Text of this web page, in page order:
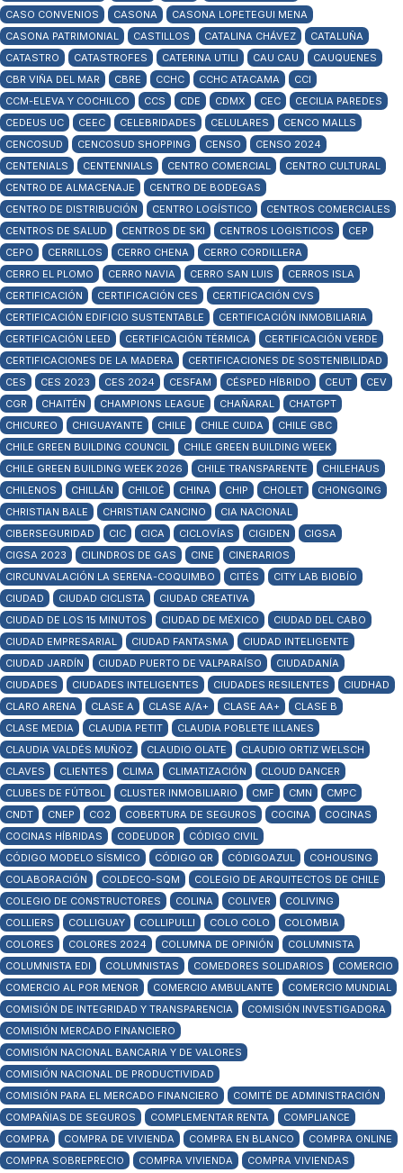
CASO CONVENIOS
CASONA
CASONA LOPETEGUI MENA
CASONA PATRIMONIAL
CASTILLOS CATALINA CHÁVEZ
CATALUÑA
CATASTRO
CATASTROFES CATERINA UTILI CAU CAU
CAUQUENES
CBR VIÑA DEL MAR
CBRE CCHC CCHC ATACAMA
CCI
CCM-ELEVA Y COCHILCO
CCS CDE CDMX CEC
CECILIA PAREDES
CEDEUS UC
CEEC CELEBRIDADES CELULARES
CENCO MALLS
CENCOSUD
CENCOSUD SHOPPING CENSO
CENSO 2024
CENTENIALS
CENTENNIALS CENTRO COMERCIAL
CENTRO CULTURAL
CENTRO DE ALMACENAJE
CENTRO DE BODEGAS
CENTRO DE DISTRIBUCIÓN
CENTRO LOGÍSTICO
CENTROS COMERCIALES
CENTROS DE SALUD
CENTROS DE SKI CENTROS LOGISTICOS
CEP
CEPO
CERRILLOS CERRO CHENA
CERRO CORDILLERA
CERRO EL PLOMO
CERRO NAVIA CERRO SAN LUIS
CERROS ISLA
CERTIFICACIÓN
CERTIFICACIÓN CES
CERTIFICACIÓN CVS
CERTIFICACIÓN EDIFICIO SUSTENTABLE
CERTIFICACIÓN INMOBILIARIA
CERTIFICACIÓN LEED
CERTIFICACIÓN TÉRMICA
CERTIFICACIÓN VERDE
CERTIFICACIONES DE LA MADERA
CERTIFICACIONES DE SOSTENIBILIDAD
CES
CES 2023 CES 2024 CESFAM CÉSPED HÍBRIDO CEUT
CEV
CGR
CHAITÉN CHAMPIONS LEAGUE CHAÑARAL
CHATGPT
CHICUREO
CHIGUAYANTE CHILE CHILE CUIDA
CHILE GBC
CHILE GREEN BUILDING COUNCIL
CHILE GREEN BUILDING WEEK
CHILE GREEN BUILDING WEEK 2026
CHILE TRANSPARENTE
CHILEHAUS
CHILENOS
CHILLÁN CHILOÉ CHINA CHIP CHOLET
CHONGQING
CHRISTIAN BALE
CHRISTIAN CANCINO
CIA NACIONAL
CIBERSEGURIDAD
CIC CICA CICLOVÍAS CIGIDEN
CIGSA
CIGSA 2023
CILINDROS DE GAS CINE
CINERARIOS
CIRCUNVALACIÓN LA SERENA-COQUIMBO
CITÉS
CITY LAB BIOBÍO
CIUDAD
CIUDAD CICLISTA
CIUDAD CREATIVA
CIUDAD DE LOS 15 MINUTOS
CIUDAD DE MÉXICO
CIUDAD DEL CABO
CIUDAD EMPRESARIAL
CIUDAD FANTASMA
CIUDAD INTELIGENTE
CIUDAD JARDÍN
CIUDAD PUERTO DE VALPARAÍSO
CIUDADANÍA
CIUDADES
CIUDADES INTELIGENTES CIUDADES RESILENTES
CIUDHAD
CLARO ARENA
CLASE A CLASE A/A+ CLASE AA+
CLASE B
CLASE MEDIA
CLAUDIA PETIT
CLAUDIA POBLETE ILLANES
CLAUDIA VALDÉS MUÑOZ
CLAUDIO OLATE
CLAUDIO ORTIZ WELSCH
CLAVES
CLIENTES CLIMA CLIMATIZACIÓN
CLOUD DANCER
CLUBES DE FÚTBOL
CLUSTER INMOBILIARIO CMF CMN
CMPC
CNDT
CNEP CO2 COBERTURA DE SEGUROS COCINA
COCINAS
COCINAS HÍBRIDAS
CODEUDOR
CÓDIGO CIVIL
CÓDIGO MODELO SÍSMICO
CÓDIGO QR CÓDIGOAZUL
COHOUSING
COLABORACIÓN
COLDECO-SQM
COLEGIO DE ARQUITECTOS DE CHILE
COLEGIO DE CONSTRUCTORES
COLINA COLIVER
COLIVING
COLLIERS
COLLIGUAY COLLIPULLI COLO COLO
COLOMBIA
COLORES
COLORES 2024 COLUMNA DE OPINIÓN
COLUMNISTA
COLUMNISTA EDI
COLUMNISTAS COMEDORES SOLIDARIOS
COMERCIO
COMERCIO AL POR MENOR
COMERCIO AMBULANTE
COMERCIO MUNDIAL
COMISIÓN DE INTEGRIDAD Y TRANSPARENCIA
COMISIÓN INVESTIGADORA
COMISIÓN MERCADO FINANCIERO
COMISIÓN NACIONAL BANCARIA Y DE VALORES
COMISIÓN NACIONAL DE PRODUCTIVIDAD
COMISIÓN PARA EL MERCADO FINANCIERO
COMITÉ DE ADMINISTRACIÓN
COMPAÑIAS DE SEGUROS
COMPLEMENTAR RENTA
COMPLIANCE
COMPRA
COMPRA DE VIVIENDA COMPRA EN BLANCO
COMPRA ONLINE
COMPRA SOBREPRECIO
COMPRA VIVIENDA COMPRA VIVIENDAS